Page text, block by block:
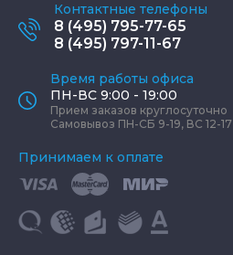
Контактные телефоны
8 (495) 795-77-65
8 (495) 797-11-67
Время работы офиса
ПН-ВС 9:00 - 19:00
Прием заказов круглосуточно
Самовывоз ПН-СБ 9-19, ВС 12-17
Принимаем к оплате